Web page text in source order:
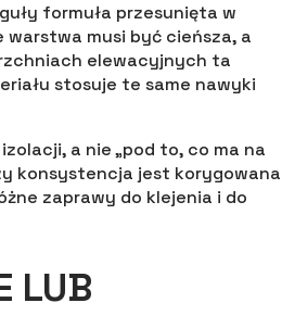
formuła przesunięta w
warstwa musi być cieńsza, a
elewacyjnych ta
stosuje te same nawyki
a nie „pod to, co ma na
konsystencja jest korygowana
zaprawy do klejenia i do
LUB